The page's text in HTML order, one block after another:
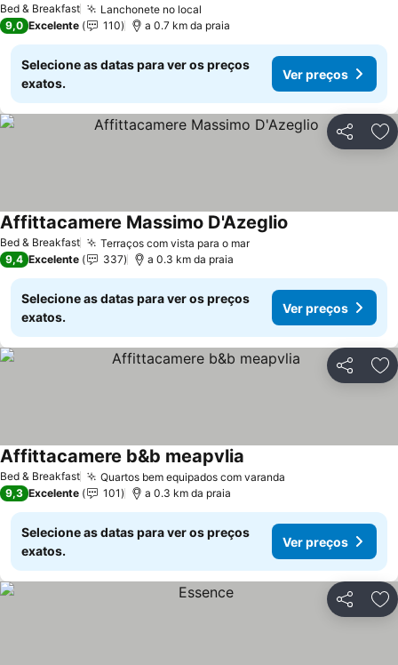
Bed & Breakfast Lanchonete no local
9,0 Excelente 110 a 0.7 km da praia
Selecione as datas para ver os preços
exatos.
Ver preços
Partilhar
Bed & Breakfast Terraços com vista para o mar
Affittacamere Massimo D'Azeglio
9,4 Excelente 337 a 0.3 km da praia
Selecione as datas para ver os preços
exatos.
Ver preços
Partilhar
Bed & Breakfast Quartos bem equipados com varanda
Affittacamere b&b meapvlia
9,3 Excelente 101 a 0.3 km da praia
Selecione as datas para ver os preços
exatos.
Ver preços
Partilhar